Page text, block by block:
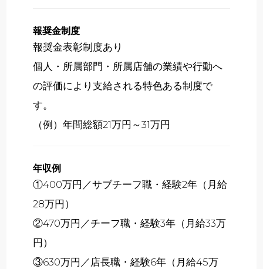
報奨金制度
報奨金表彰制度あり
個人・所属部門・所属店舗の業績や行動へ
の評価により支給される特色ある制度で
す。
（例）年間総額21万円～31万円
年収例
①400万円／サブチーフ職・経験2年（月給
28万円）
②470万円／チーフ職・経験3年（月給33万
円）
③630万円／店長職・経験6年（月給45万